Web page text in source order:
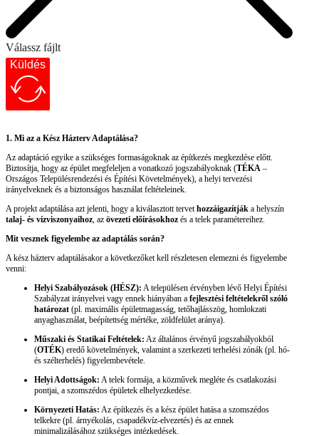
Válassz fájlt
Küldés
1. Mi az a Kész Házterv Adaptálása?
Az adaptáció egyike a szükséges formaságoknak az építkezés megkezdése előtt.
Biztosítja, hogy az épület megfeleljen a vonatkozó jogszabályoknak (TÉKA –
Országos Településrendezési és Építési Követelmények), a helyi tervezési
irányelveknek és a biztonságos használat feltételeinek.
A projekt adaptálása azt jelenti, hogy a kiválasztott tervethozzáigazítják a helyszín
talaj- és vízviszonyaihoz, az övezeti előírásokhoz és a telek paramétereihez.
Mit vesznek figyelembe az adaptálás során?
A kész házterv adaptálásakor a következőket kell részletesen elemezni és figyelembe
venni:
Helyi Szabályozások (HÉSZ): A településen érvényben lévő Helyi Építési
Szabályzat irányelvei vagy ennek hiányában a fejlesztési feltételekről szóló
határozat (pl. maximális épületmagasság, tetőhajlásszög, homlokzati
anyaghasználat, beépítettség mértéke, zöldfelület aránya).
Műszaki és Statikai Feltételek: Az általános érvényű jogszabályokból
(OTÉK) eredő követelmények, valamint a szerkezeti terhelési zónák (pl. hó-
és szélterhelés) figyelembevétele.
Helyi Adottságok: A telek formája, a közművek megléte és csatlakozási
pontjai, a szomszédos épületek elhelyezkedése.
Környezeti Hatás: Az építkezés és a kész épület hatása a szomszédos
telkekre (pl. árnyékolás, csapadékvíz-elvezetés) és az ennek
minimalizálásához szükséges intézkedések.